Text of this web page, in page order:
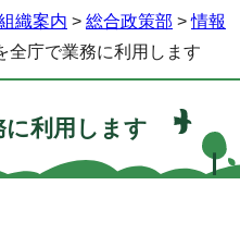
織案内 > 総合政策部 >情報
全庁で業務に利用します
利用します